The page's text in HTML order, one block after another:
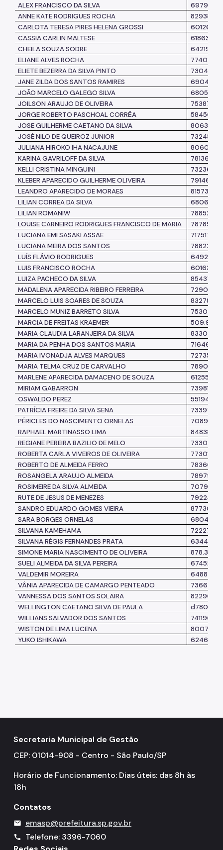
ALEX FRANCISCO DA SILVA
6979629
ANNE KATE RODRIGUES ROCHA
8293830
CARLOTA TERESA PIRES HELENA GROSSI
6012604
CASSIA CARLIN MALTESE
6186343
CHEILA SOUZA SODRE
6421971
ELIANE ALVES ROCHA
7740921
ELIETE BEZERRA DA SILVA PINTO
7304854
JANE ZILDA DOS SANTOS RAMIRES
690448 3
JOÃO MARCELO GALEGO SILVA
6805183
JOILSON ARAUJO DE OLIVEIRA
7538723
JORGE ROBERTO PASCHOAL CORRÊA
5845068
JOSE GUILHERME CAETANO DA SILVA
JOSÉ NILO DE QUEIROZ JUNIOR
7324529
JULIANA HIROKO IHA NACAJUNE
8060908
KARINA GAVRILOFF DA SILVA
7813635
KELLI CRISTINA MINGUINI
7323620
KLEBER APARECIDO GUILHERME OLIVEIRA
7914661
LEANDRO APARECIDO DE MORAES
8157367
LILIAN CORREA DA SILVA
6806899
LILIAN ROMANIW
7885211
LOUISE CARNEIRO RODRIGUES FRANCISCO DE MARIA
7878923
LUCIANA EMI SASAKI ASSAE
7175175
LUCIANA MEIRA DOS SANTOS
7882254
LUÍS FLÁVIO RODRIGUES
649247
LUIS FRANCISCO ROCHA
6016359
LUIZA PACHECO DA SILVA
8543712
MADALENA APARECIDA RIBEIRO FERREIRA
7290331
MARCELO LUIS SOARES DE SOUZA
MARCELO MUNIZ BARRETO SILVA
7530471
MARCIA DE FREITAS KRAEMER
509.911.1
MARIA CLAUDIA LARANJEIRA DA SILVA
8330069
MARIA DA PENHA DOS SANTOS MARIA
7164688
MARIA IVONADJA ALVES MARQUES
7273517
MARIA TELMA CRUZ DE CARVALHO
MARLENE APARECIDA DAMACENO DE SOUZA
6125565
MIRIAM GABARRON
7398131
OSWALDO PEREZ
5519462
PATRÍCIA FREIRE DA SILVA SENA
7339798
PÉRICLES DO NASCIMENTO ORNELAS
7089601
RAPHAEL MARTINASSO LIMA
8483841
REGIANE PEREIRA BAZILIO DE MELO
7330308
ROBERTA CARLA VIVEIROS DE OLIVEIRA
7730195
ROBERTO DE ALMEIDA FERRO
7836058
ROSANGELA ARAUJO ALMEIDA
7897928
ROSIMEIRE DA SILVA ALMEIDA
7079010
RUTE DE JESUS DE MENEZES
SANDRO EDUARDO GOMES VIEIRA
8773017
SARA BORGES ORNELAS
6804870
SILVANA KAMEHAMA
7222793
SILVANA RÉGIS FERNANDES PRATA
6344780
SIMONE MARIA NASCIMENTO DE OLIVEIRA
878.307.1
SUELI ALMEIDA DA SILVA PEREIRA
6745270
VALDEMIR MOREIRA
6488820
VÂNIA APARECIDA DE CAMARGO PENTEADO
7366337
VANNESSA DOS SANTOS SOLAIRA
822901-5
WELLINGTON CAETANO SILVA DE PAULA
WILLIANS SALVADOR DOS SANTOS
7411961
WISTON DE LIMA LUCENA
800729-
YUKO ISHIKAWA
624656-7
Secretaria Municipal de Gestão
CEP: 01014-908 - Centro - São Paulo/SP
Horário de Funcionamento: Dias úteis: das 8h às
18h
Contatos
mail emasp@prefeitura.sp.gov.br
call
Telefone: 3396-7060